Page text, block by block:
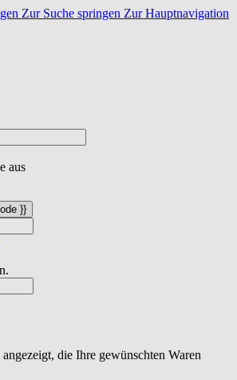
Zur Suche springen Zur Hauptnavigation
aus
}}
die Ihre gewünschten Waren